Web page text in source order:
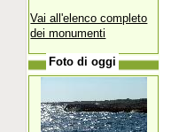
Vai all'elenco completo
dei monumenti
Foto di oggi